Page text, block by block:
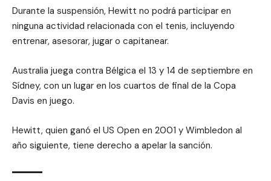
Durante la suspensión, Hewitt no podrá participar en
ninguna actividad relacionada con el tenis, incluyendo
entrenar, asesorar, jugar o capitanear.
Australia juega contra Bélgica el 13 y 14 de septiembre en
Sídney, con un lugar en los cuartos de final de la Copa
Davis en juego.
Hewitt, quien ganó el US Open en 2001 y Wimbledon al
año siguiente, tiene derecho a apelar la sanción.